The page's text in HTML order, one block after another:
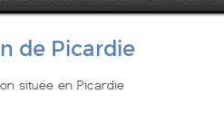
de Picardie
située en Picardie